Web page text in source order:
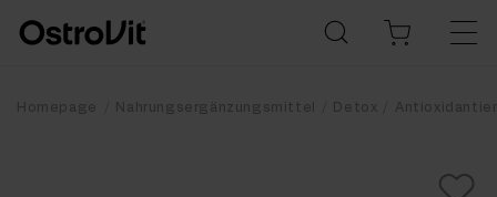
Homepage Nahrungsergänzungsmittel Detox